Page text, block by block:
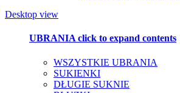
Desktop view
UBRANIAclick to expand contents
WSZYSTKIE UBRANIA
SUKIENKI
DŁUGIE SUKNIE